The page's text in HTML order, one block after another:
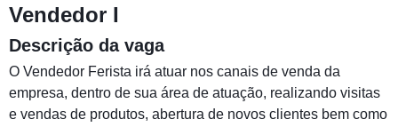
Vendedor I
Descrição da vaga
O Vendedor Ferista irá atuar nos canais de venda da
empresa, dentro de sua área de atuação, realizando visitas
e vendas de produtos, abertura de novos clientes bem como